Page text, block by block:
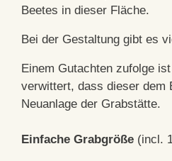
Beetes in dieser Fläche.
Bei der Gestaltung gibt es
Einem Gutachten zufolge
verwittert, dass dieser dem
Neuanlage der Grabstätte.
Einfache Grabgröße (incl.